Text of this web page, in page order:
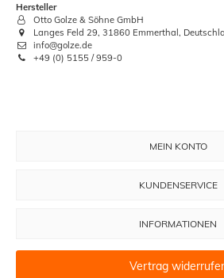
Hersteller
Otto Golze & Söhne GmbH
Langes Feld 29, 31860 Emmerthal,
info@golze.de
+49 (0) 5155 / 959-0
MEIN KONTO
KUNDENSERVICE
INFORMATIONEN
Vertrag